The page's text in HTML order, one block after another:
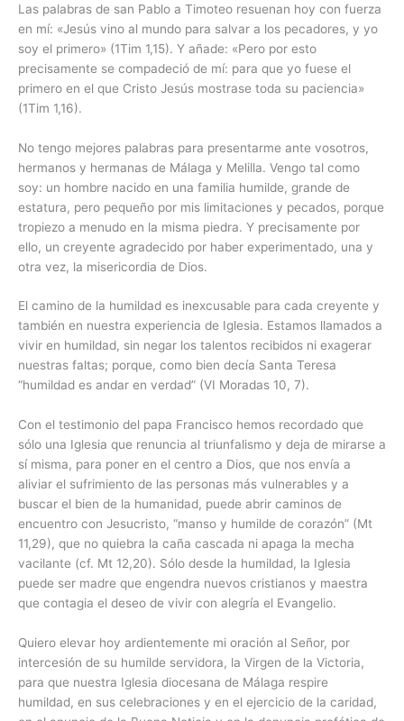
Las palabras de san Pablo a Timoteo resuenan hoy con fuerza
en mí: «Jesús vino al mundo para salvar a los pecadores, y yo
soy el primero» (1Tim 1,15). Y añade: «Pero por esto
precisamente se compadeció de mí: para que yo fuese el
primero en el que Cristo Jesús mostrase toda su paciencia»
(1Tim 1,16).
No tengo mejores palabras para presentarme ante vosotros,
hermanos y hermanas de Málaga y Melilla. Vengo tal como
soy: un hombre nacido en una familia humilde, grande de
estatura, pero pequeño por mis limitaciones y pecados, porque
tropiezo a menudo en la misma piedra. Y precisamente por
ello, un creyente agradecido por haber experimentado, una y
otra vez, la misericordia de Dios.
El camino de la humildad es inexcusable para cada creyente y
también en nuestra experiencia de Iglesia. Estamos llamados a
vivir en humildad, sin negar los talentos recibidos ni exagerar
nuestras faltas; porque, como bien decía Santa Teresa
“humildad es andar en verdad” (VI Moradas 10, 7).
Con el testimonio del papa Francisco hemos recordado que
sólo una Iglesia que renuncia al triunfalismo y deja de mirarse a
sí misma, para poner en el centro a Dios, que nos envía a
aliviar el sufrimiento de las personas más vulnerables y a
buscar el bien de la humanidad, puede abrir caminos de
encuentro con Jesucristo, “manso y humilde de corazón” (Mt
11,29), que no quiebra la caña cascada ni apaga la mecha
vacilante (cf. Mt 12,20). Sólo desde la humildad, la Iglesia
puede ser madre que engendra nuevos cristianos y maestra
que contagia el deseo de vivir con alegría el Evangelio.
Quiero elevar hoy ardientemente mi oración al Señor, por
intercesión de su humilde servidora, la Virgen de la Victoria,
para que nuestra Iglesia diocesana de Málaga respire
humildad, en sus celebraciones y en el ejercicio de la caridad,